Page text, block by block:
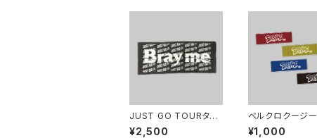
JUST GO TOURタオ
ル
¥2,500
ベルクロクージー
¥1,000